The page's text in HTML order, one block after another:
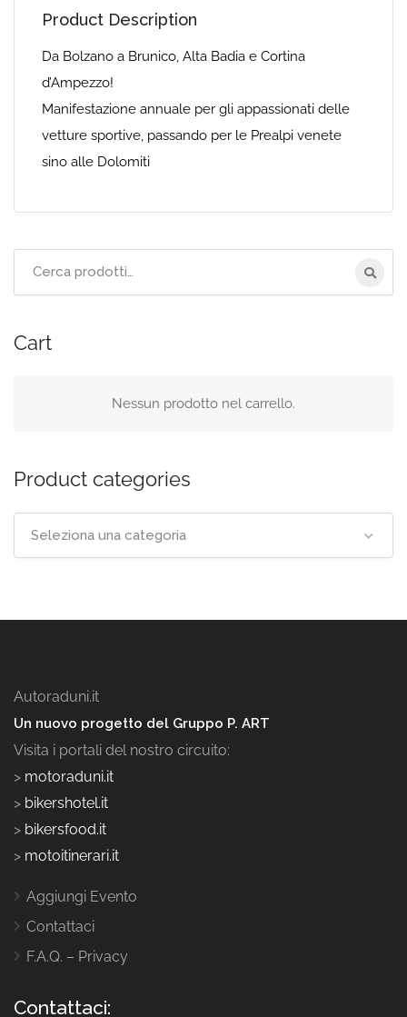
Product Description
Da Bolzano a Brunico, Alta Badia e Cortina
d’Ampezzo!
Manifestazione annuale per gli appassionati delle
vetture sportive, passando per le Prealpi venete
sino alle Dolomiti
Cart
Nessun prodotto nel carrello.
Product categories
Seleziona una categoria
Autoraduni.it
Un nuovo progetto del Gruppo P. ART
Visita i portali del nostro circuito:
> motoraduni.it
> bikershotel.it
> bikersfood.it
> motoitinerari.it
Aggiungi Evento
Contattaci
F.A.Q. – Privacy
Contattaci: